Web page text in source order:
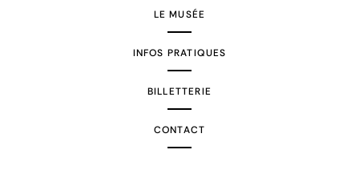
LE MUSÉE
INFOS PRATIQUES
BILLETTERIE
CONTACT